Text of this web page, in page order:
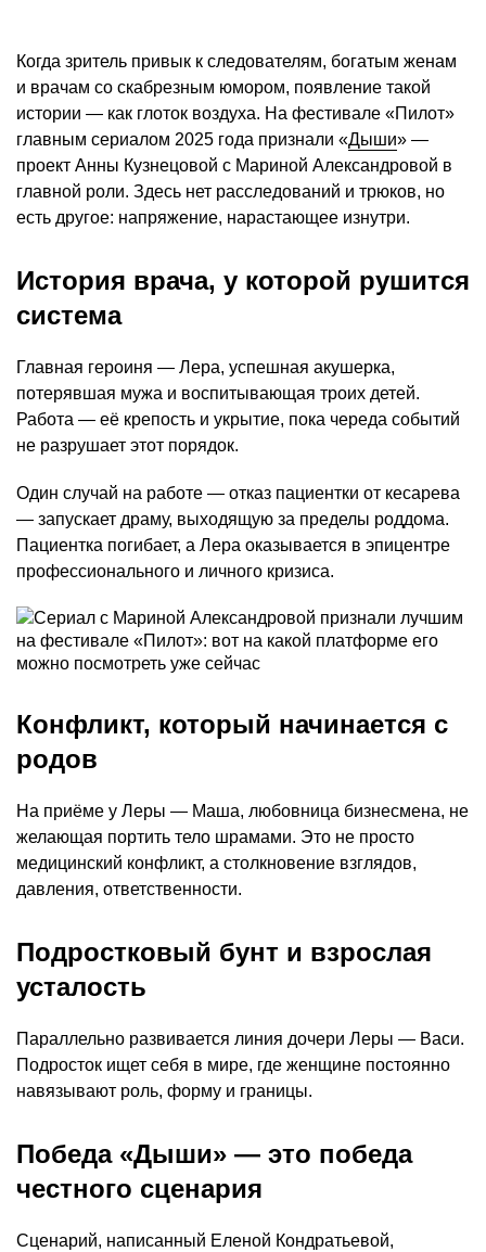
Когда зритель привык к следователям, богатым женам
и врачам со скабрезным юмором, появление такой
истории — как глоток воздуха. На фестивале «Пилот»
главным сериалом 2025 года признали «Дыши» —
проект Анны Кузнецовой с Мариной Александровой в
главной роли. Здесь нет расследований и трюков, но
есть другое: напряжение, нарастающее изнутри.
История врача, у которой рушится
система
Главная героиня — Лера, успешная акушерка,
потерявшая мужа и воспитывающая троих детей.
Работа — её крепость и укрытие, пока череда событий
не разрушает этот порядок.
Один случай на работе — отказ пациентки от кесарева
— запускает драму, выходящую за пределы роддома.
Пациентка погибает, а Лера оказывается в эпицентре
профессионального и личного кризиса.
Конфликт, который начинается с
родов
На приёме у Леры — Маша, любовница бизнесмена, не
желающая портить тело шрамами. Это не просто
медицинский конфликт, а столкновение взглядов,
давления, ответственности.
Подростковый бунт и взрослая
усталость
Параллельно развивается линия дочери Леры — Васи.
Подросток ищет себя в мире, где женщине постоянно
навязывают роль, форму и границы.
Победа «Дыши» — это победа
честного сценария
Сценарий, написанный Еленой Кондратьевой,